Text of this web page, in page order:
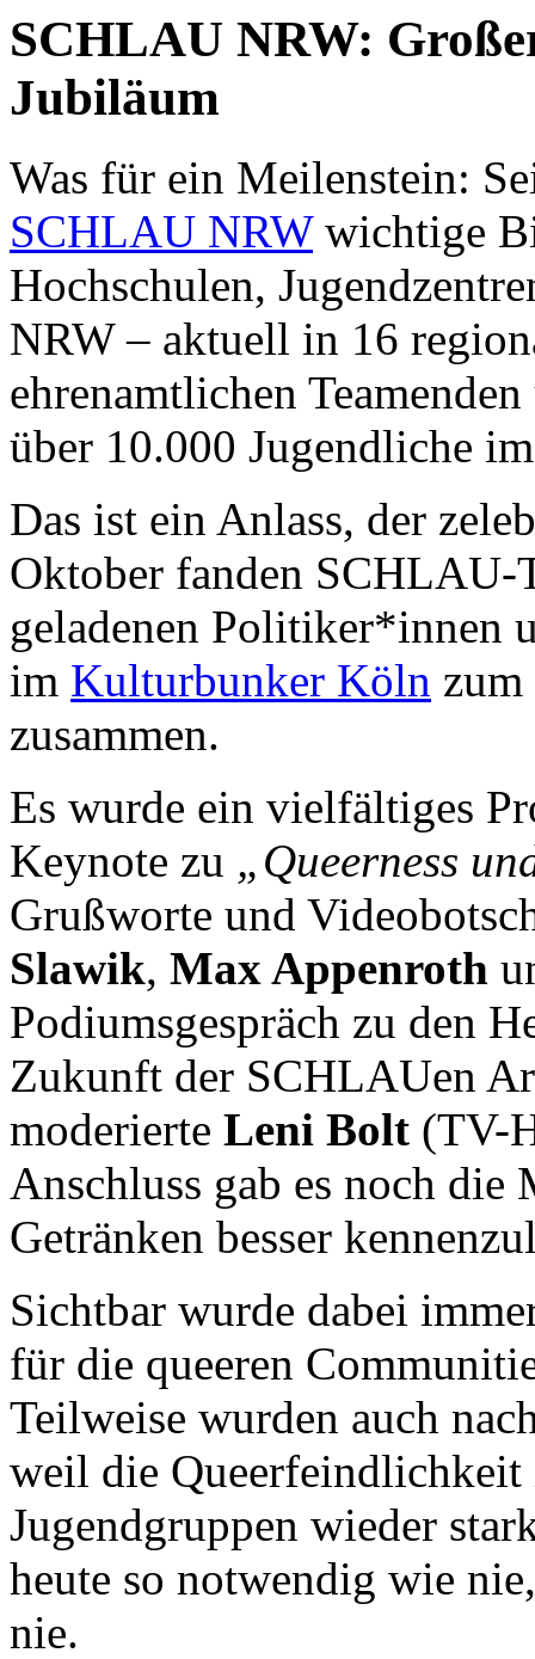
SCHLAU NRW:
Jubiläum
Was für ein Meilenstein:
SCHLAU NRWwichtige
Hochschulen,
NRW – aktuell in 16
ehrenamtlichen
über 10.000 Jugendliche
Das ist ein Anlass, der
Oktober fanden SCHLAU-
geladenen Politiker*innen
im Kulturbunker Köln zum
zusammen.
Es wurde ein vielfältiges
Keynote zu „Queerness
Grußworte und
Slawik, Max Appenroth
Podiumsgespräch zu den
Zukunft der SCHLAUen
moderierte Leni Bolt (TV-
Anschluss gab es noch
Getränken besser
Sichtbar wurde dabei
für die queeren
Teilweise wurden auch
weil die Queerfeindlichkeit
Jugendgruppen wieder
heute so notwendig wie
nie.